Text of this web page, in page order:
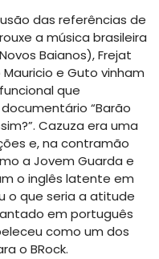
das referências de
a música brasileira
Baianos), Frejat
e Guto vinham
que
“Barão
Cazuza era uma
e, na contramão
a Jovem Guarda e
o inglês latente em
o que seria a atitude
em português
como um dos
o BRock.